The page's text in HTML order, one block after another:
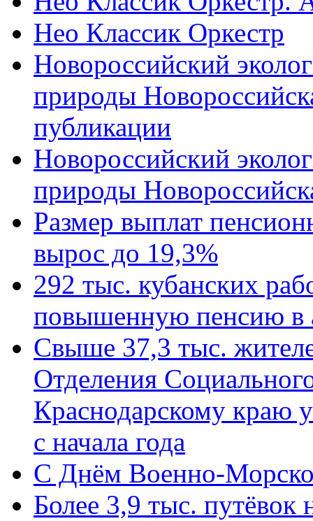
Нео Классик Оркестр
Новороссийский
природы
публикации
Новороссийский
природы
Размер выплат
вырос до 19,3%
292 тыс. кубанских
повышенную пенсию в
Свыше 37,3 тыс.
Отделения
Краснодарскому краю
с начала года
C Днём Военно-
Более 3,9 тыс. путёвок